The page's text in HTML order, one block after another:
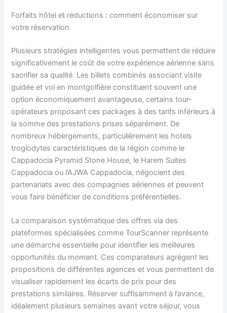
Forfaits hôtel et réductions : comment économiser sur
votre réservation
Plusieurs stratégies intelligentes vous permettent de réduire
significativement le coût de votre expérience aérienne sans
sacrifier sa qualité. Les billets combinés associant visite
guidée et vol en montgolfière constituent souvent une
option économiquement avantageuse, certains tour-
opérateurs proposant ces packages à des tarifs inférieurs à
la somme des prestations prises séparément. De
nombreux hébergements, particulièrement les hotels
troglodytes caractéristiques de la région comme le
Cappadocia Pyramid Stone House, le Harem Suites
Cappadocia ou l’AJWA Cappadocia, négocient des
partenariats avec des compagnies aériennes et peuvent
vous faire bénéficier de conditions préférentielles.
La comparaison systématique des offres via des
plateformes spécialisées comme TourScanner représente
une démarche essentielle pour identifier les meilleures
opportunités du moment. Ces comparateurs agrègent les
propositions de différentes agences et vous permettent de
visualiser rapidement les écarts de prix pour des
prestations similaires. Réserver suffisamment à l’avance,
idéalement plusieurs semaines avant votre séjour, vous